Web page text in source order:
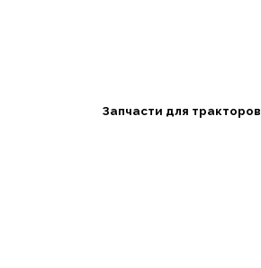
Запчасти для тракторов